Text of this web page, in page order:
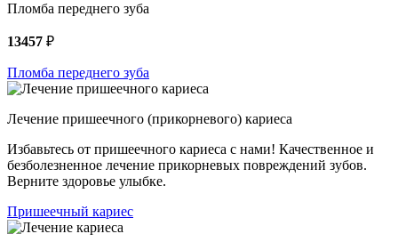
Пломба переднего зуба
13457 ₽
Пломба переднего зуба
Лечение пришеечного (прикорневого) кариеса
Избавьтесь от пришеечного кариеса с нами! Качественное и
безболезненное лечение прикорневых повреждений зубов.
Верните здоровье улыбке.
Пришеечный кариес